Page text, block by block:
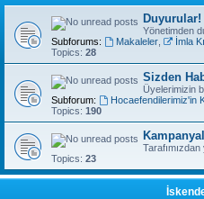
Duyurular!
Yönetimden
Subforums:
Makaleler, İmla
Topics: 28
Sizden
Üyelerimizin
Subforum:
Hocaefendilerimiz'in
Topics: 190
Topics: 23